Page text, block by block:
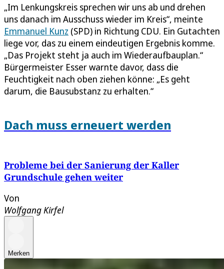
„Im Lenkungskreis sprechen wir uns ab und drehen
uns danach im Ausschuss wieder im Kreis“, meinte
Emmanuel Kunz (SPD) in Richtung CDU. Ein Gutachten
liege vor, das zu einem eindeutigen Ergebnis komme.
„Das Projekt steht ja auch im Wiederaufbauplan.“
Bürgermeister Esser warnte davor, dass die
Feuchtigkeit nach oben ziehen könne: „Es geht
darum, die Bausubstanz zu erhalten.“
Dach muss erneuert werden
Probleme bei der Sanierung der Kaller
Grundschule gehen weiter
Von
Wolfgang Kirfel
Merken